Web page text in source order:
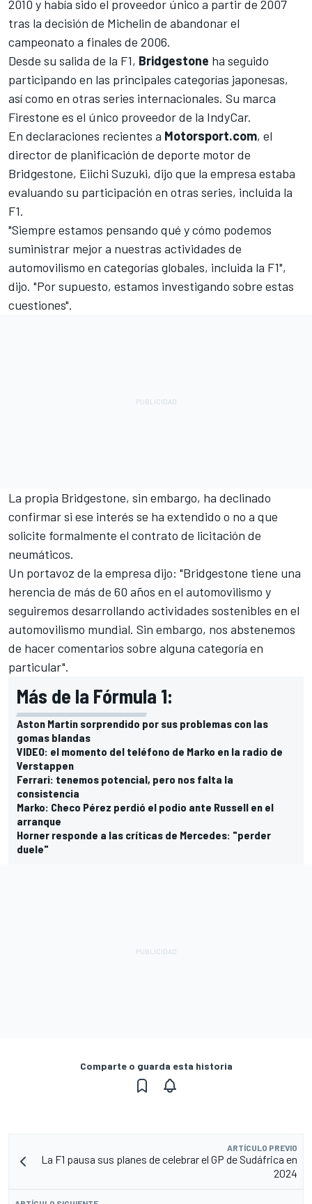
2010 y había sido el proveedor único a partir de 2007
tras la decisión de Michelin de abandonar el
campeonato a finales de 2006.
Desde su salida de la F1, Bridgestone ha seguido
participando en las principales categorías japonesas,
así como en otras series internacionales. Su marca
Firestone es el único proveedor de la IndyCar.
En declaraciones recientes a Motorsport.com, el
director de planificación de deporte motor de
Bridgestone, Eiichi Suzuki, dijo que la empresa estaba
evaluando su participación en otras series, incluida la
F1.
"Siempre estamos pensando qué y cómo podemos
suministrar mejor a nuestras actividades de
automovilismo en categorías globales, incluida la F1",
dijo. "Por supuesto, estamos investigando sobre estas
cuestiones".
La propia Bridgestone, sin embargo, ha declinado
confirmar si ese interés se ha extendido o no a que
solicite formalmente el contrato de licitación de
neumáticos.
Un portavoz de la empresa dijo: "Bridgestone tiene una
herencia de más de 60 años en el automovilismo y
seguiremos desarrollando actividades sostenibles en el
automovilismo mundial. Sin embargo, nos abstenemos
de hacer comentarios sobre alguna categoría en
particular".
Más de la Fórmula 1:
Aston Martin sorprendido por sus problemas con las
gomas blandas
VIDEO: el momento del teléfono de Marko en la radio de
Verstappen
Ferrari: tenemos potencial, pero nos falta la
consistencia
Marko: Checo Pérez perdió el podio ante Russell en el
arranque
Horner responde a las críticas de Mercedes: "perder
duele"
Comparte o guarda esta historia
ARTÍCULO PREVIO
La F1 pausa sus planes de celebrar el GP de Sudáfrica en
2024